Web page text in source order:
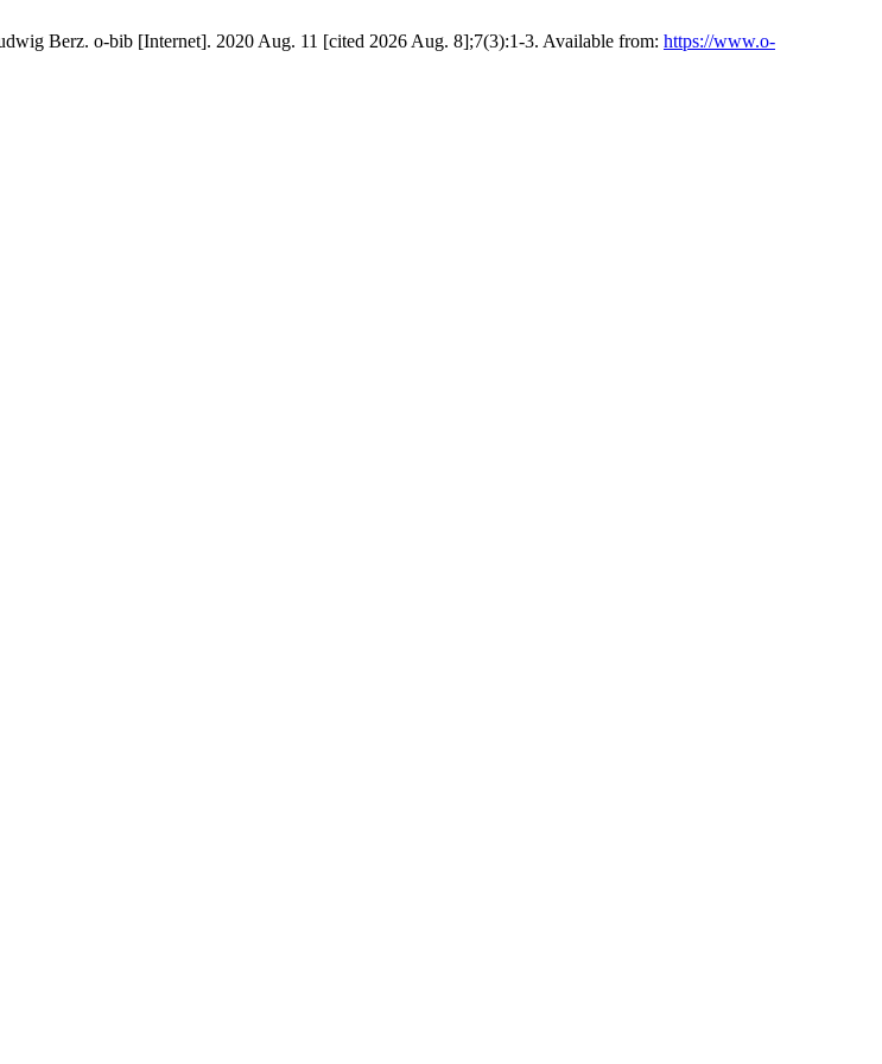
Berz. o-bib [Internet]. 2020 Aug. 11 [cited 2026 Aug. 8];7(3):1-3. Available from: https://www.o-